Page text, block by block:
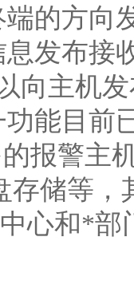
的方向
发布接
向主机
能目前
报警主
存储等
心和*部